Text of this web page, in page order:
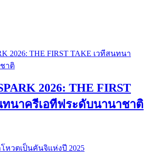
2026: THE FIRST
ทนาครีเอทีฟระดับนานาชาติ